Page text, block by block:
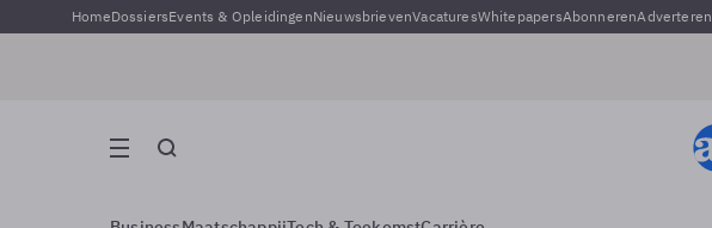
HomeDossiersEvents & OpleidingenNieuwsbrievenVacaturesWhitepapersAbonnerenAdverteren